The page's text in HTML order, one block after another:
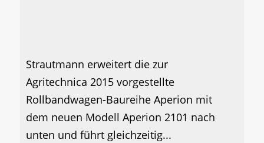
Strautmann erweitert die zur
Agritechnica 2015 vorgestellte
Rollbandwagen-Baureihe Aperion mit
dem neuen Modell Aperion 2101 nach
unten und führt gleichzeitig...